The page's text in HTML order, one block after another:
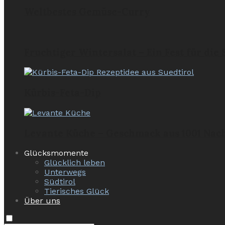
Glücksmomente
Glücklich leben
Unterwegs
Südtirol
Tierisches Glück
Über uns